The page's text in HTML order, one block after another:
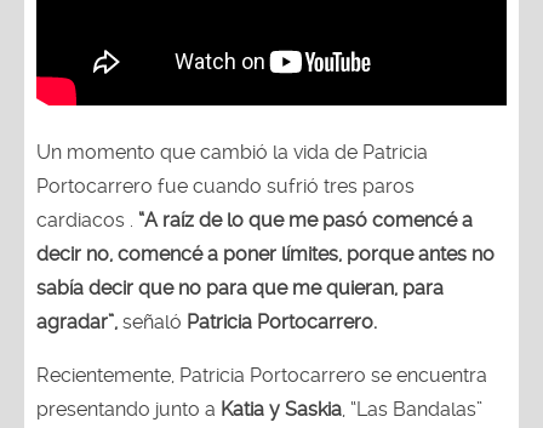
Un momento que cambió la vida de Patricia
Portocarrero fue cuando sufrió tres paros
cardiacos . “A raíz de lo que me pasó comencé a
decir no, comencé a poner límites, porque antes no
sabía decir que no para que me quieran, para
agradar”, señaló Patricia Portocarrero.
Recientemente, Patricia Portocarrero se encuentra
presentando junto a Katia y Saskia, “Las Bandalas”